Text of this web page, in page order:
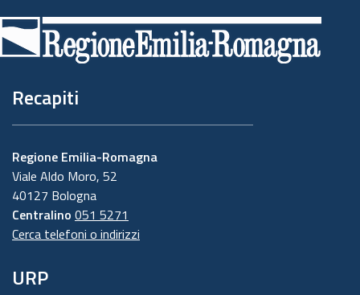
di
pagina
Recapiti
Regione Emilia-Romagna
Viale Aldo Moro, 52
40127 Bologna
Centralino 051 5271
Cerca telefoni o indirizzi
URP